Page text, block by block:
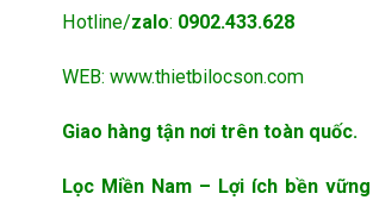
Hotline/zalo: 0902.433.628
WEB:www.thietbilocson.com
Giao hàng tận nơi trên toàn quốc.
Lọc Miền Nam – Lợi ích bền